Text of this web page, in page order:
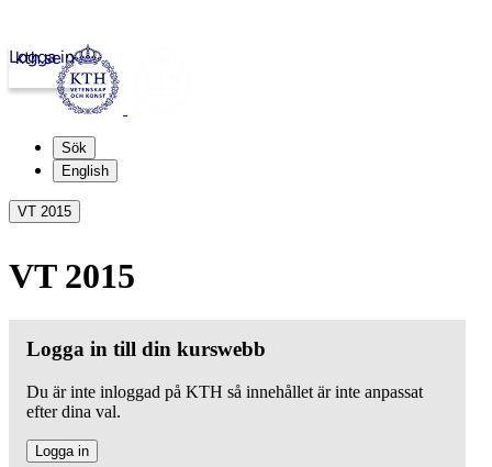
kth.se
Logga in
Sök
English
VT 2015
VT 2015
Logga in till din kurswebb
Du är inte inloggad på KTH så innehållet är inte anpassat
efter dina val.
Logga in